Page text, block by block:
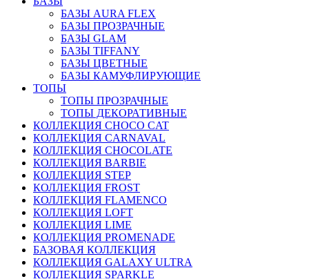
БАЗЫ AURA FLEX
БАЗЫ ПРОЗРАЧНЫЕ
БАЗЫ GLAM
БАЗЫ TIFFANY
БАЗЫ ЦВЕТНЫЕ
БАЗЫ КАМУФЛИРУЮЩИЕ
ТОПЫ
ТОПЫ ПРОЗРАЧНЫЕ
ТОПЫ ДЕКОРАТИВНЫЕ
КОЛЛЕКЦИЯ CHOCO CAT
КОЛЛЕКЦИЯ CARNAVAL
КОЛЛЕКЦИЯ CHOCOLATE
КОЛЛЕКЦИЯ BARBIE
КОЛЛЕКЦИЯ STEP
КОЛЛЕКЦИЯ FROST
КОЛЛЕКЦИЯ FLAMENCO
КОЛЛЕКЦИЯ LOFT
КОЛЛЕКЦИЯ LIME
КОЛЛЕКЦИЯ PROMENADE
БАЗОВАЯ КОЛЛЕКЦИЯ
КОЛЛЕКЦИЯ GALAXY ULTRA
КОЛЛЕКЦИЯ SPARKLE